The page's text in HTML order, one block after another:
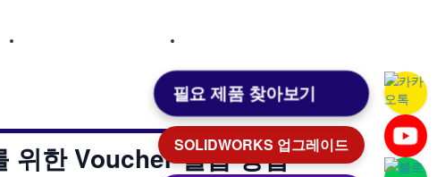
필요 제품 찾아보기
SOLIDWORKS 업그레이드
고객센터 원격지원
위한 Voucher 발급 방법